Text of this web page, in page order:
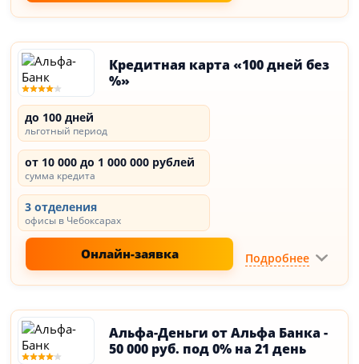
Кредитная карта «100 дней без
%»
до 100 дней
льготный период
от 10 000 до 1 000 000 рублей
сумма кредита
3 отделения
офисы в Чебоксарах
Онлайн-заявка Подробнее
Альфа-Деньги от Альфа Банка -
50 000 руб. под 0% на 21 день